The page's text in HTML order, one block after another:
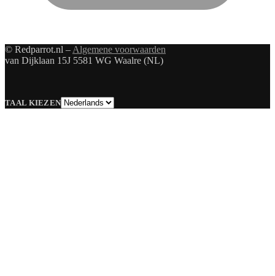
© Redparrot.nl – Algemene voorwaarden
van Dijklaan 15J 5581 WG Waalre (NL)
TAAL KIEZENTaal